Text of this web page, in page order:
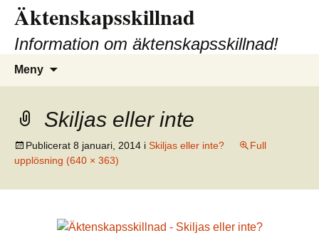
Hoppa
innehåll
Äktenskapsskillnad
Information om äktenskapsskillnad!
Meny
Skiljas eller inte
Publicerat 8 januari, 2014 i Skiljas eller inte?
Full
upplösning (640 × 363)